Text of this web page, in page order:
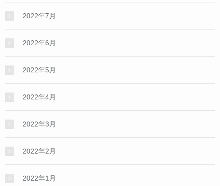
2022年7月
2022年6月
2022年5月
2022年4月
2022年3月
2022年2月
2022年1月